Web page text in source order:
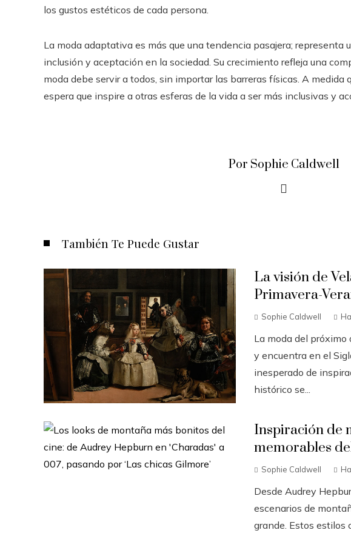
los gustos estéticos de cada persona.
La moda adaptativa es más que una tendencia pasajera; representa
inclusión y aceptación en la sociedad. Su crecimiento refleja una
moda debe servir a todos, sin importar las barreras físicas. A medida
espera que inspire a otras esferas de la vida a ser más inclusivas y
Por Sophie Caldwell
También Te Puede Gustar
La visión de
Primavera-
Sophie Caldwell
La moda del
y encuentra en el
inesperado de
histórico se...
Inspiración de
memorables
Sophie Caldwell
Desde Audrey
escenarios de
grande. Estos estilos